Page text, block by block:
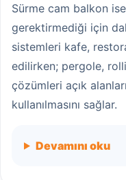
Sürme cam balkon
gerektirmediği için
sistemleri kafe,
edilirken; pergole,
çözümleri açık
kullanılmasını sağlar.
Devamını oku